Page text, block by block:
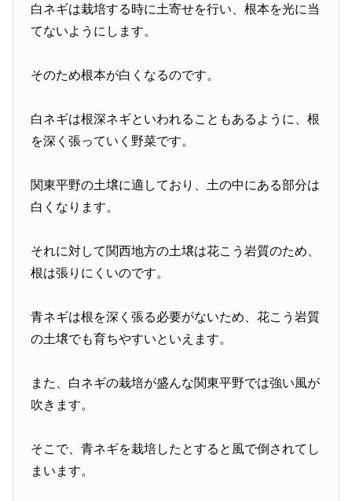
白ネギは栽培する時に土寄せを行い、根本を光に当
てないようにします。
そのため根本が白くなるのです。
白ネギは根深ネギといわれることもあるように、根
を深く張っていく野菜です。
関東平野の土壌に適しており、土の中にある部分は
白くなります。
それに対して関西地方の土壌は花こう岩質のため、
根は張りにくいのです。
青ネギは根を深く張る必要がないため、花こう岩質
の土壌でも育ちやすいといえます。
また、白ネギの栽培が盛んな関東平野では強い風が
吹きます。
そこで、青ネギを栽培したとすると風で倒されてし
まいます。